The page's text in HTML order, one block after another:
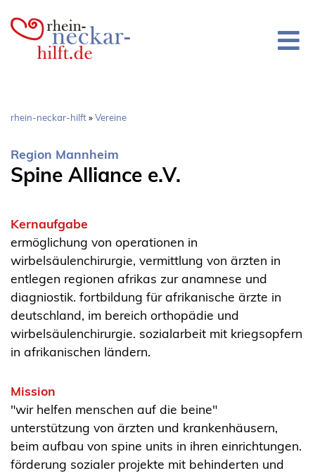
zum
Pfadnavigation
rhein-neckar-hilft Vereine
Region Mannheim
Spine Alliance e.V.
Kernaufgabe
ermöglichung von operationen in
wirbelsäulenchirurgie, vermittlung von ärzten in
entlegen regionen afrikas zur anamnese und
diagniostik. fortbildung für afrikanische ärzte in
deutschland, im bereich orthopädie und
wirbelsäulenchirurgie. sozialarbeit mit kriegsopfern
in afrikanischen ländern.
Mission
"wir helfen menschen auf die beine"
unterstützung von ärzten und krankenhäusern,
beim aufbau von spine units in ihren einrichtungen.
förderung sozialer projekte mit behinderten und